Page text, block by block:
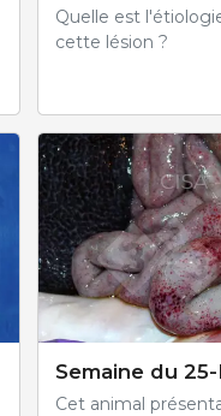
Quelle est
cette lésion ?
Semaine du
Cet animal